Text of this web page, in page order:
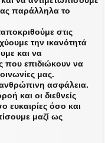
παράλληλα το
στις
την ικανότητά
και να
που επιδιώκουν να
μας.
ασφάλεια.
και οι διεθνείς
ευκαιρίες όσο και
μαζί ως